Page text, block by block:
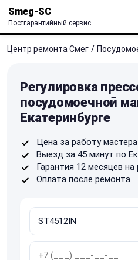
Smeg-SC
Постгарантийный сервис
Центр ремонта Смег /
Регулировка
посудомоечной
Екатеринбурге
Цена за работу мастера
Выезд за 45 минут по
Гарантия 12 месяцев
Оплата после ремонта